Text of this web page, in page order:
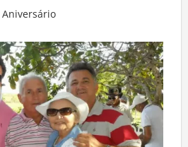
Aniversário